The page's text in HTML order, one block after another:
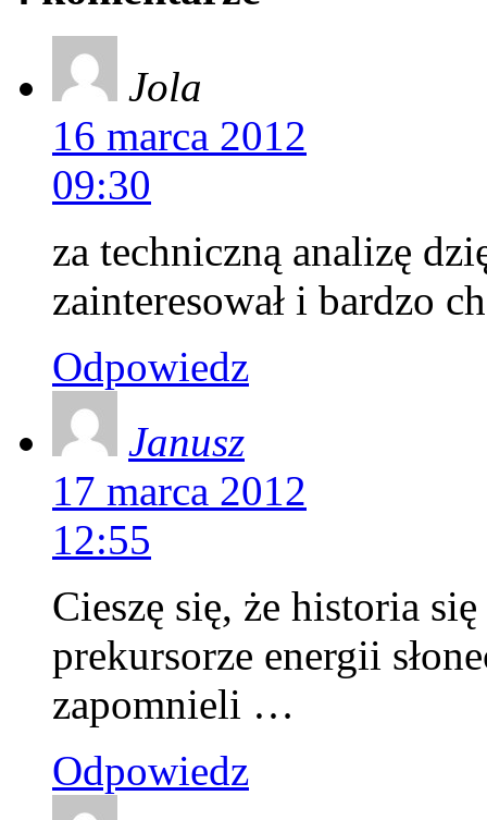
Jola
16 marca 2012
09:30
za techniczną analizę
zainteresował i bardzo
Odpowiedz
Janusz
17 marca 2012
12:55
Cieszę się, że historia
prekursorze energii
zapomnieli …
Odpowiedz